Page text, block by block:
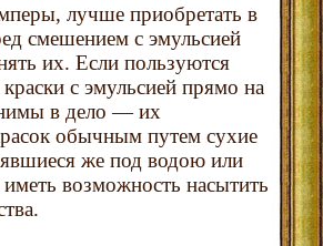
лучше приобретать в
смешением с эмульсией
их. Если пользуются
с эмульсией прямо на
в дело — их
обычным путем сухие
же под водою или
возможность насытить